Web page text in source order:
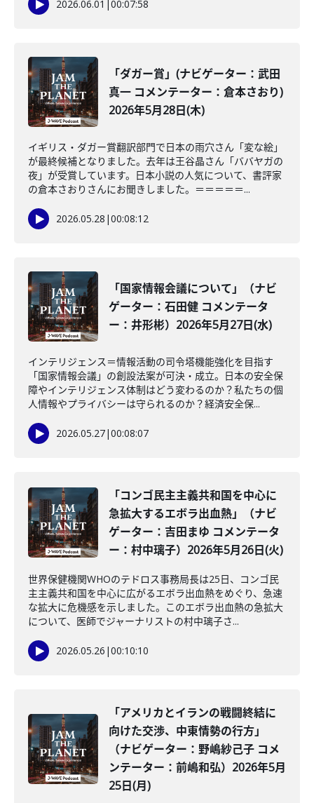
2026.06.01 00:07:58
「ダガー賞」(ナビゲーター：武田
真一 コメンテーター：倉本さおり)
2026年5月28日(木)
イギリス・ダガー賞翻訳部門で日本の雨穴さん「変な絵」
が最終候補となりました。去年は王谷晶さん「ババヤガの
夜」が受賞しています。日本小説の人気について、書評家
の倉本さおりさんにお聞きしました。＝＝＝＝＝...
2026.05.28 |00:08:12
「国家情報会議について」（ナビ
ゲーター：石田健 コメンテータ
ー：井形彬）2026年5月27日(水)
インテリジェンス＝情報活動の司令塔機能強化を目指す
「国家情報会議」の創設法案が可決・成立。日本の安全保
障やインテリジェンス体制はどう変わるのか？私たちの個
人情報やプライバシーは守られるのか？経済安全保...
2026.05.27|00:08:07
「コンゴ民主主義共和国を中心に
急拡大するエボラ出血熱」（ナビ
ゲーター：吉田まゆ コメンテータ
ー：村中璃子）2026年5月26日(火)
世界保健機関WHOのテドロス事務局長は25日、コンゴ民
主主義共和国を中心に広がるエボラ出血熱をめぐり、急速
な拡大に危機感を示しました。このエボラ出血熱の急拡大
について、医師でジャーナリストの村中璃子さ...
2026.05.26 |00:10:10
「アメリカとイランの戦闘終結に
向けた交渉、中東情勢の行方」
（ナビゲーター：野嶋紗己子 コメ
ンテーター：前嶋和弘）2026年5月
25日(月)